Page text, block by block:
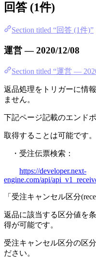
回答 (1件)
Section titled “回答 (1件)”
運営 — 2020/12/08
Section titled “運営 —
返品処理をトリガーに情
ません。
下記ページ記載のエンド
取得することは可能です。
・受注伝票検索：
https://developer.next-
engine.com/api/
「受注キャンセル区分
返品に該当する区分値を
得が可能です。
受注キャンセル区分の区
ださい。